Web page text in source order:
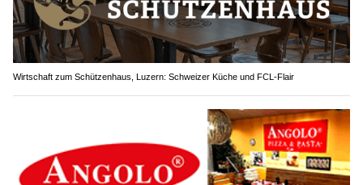
Wirtschaft zum Schützenhaus, Luzern: Schweizer Küche und FCL-Flair